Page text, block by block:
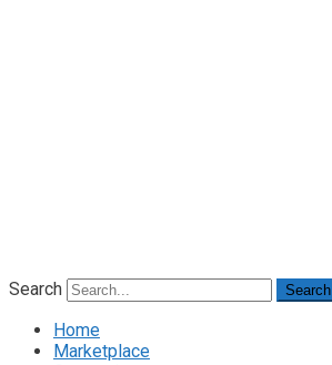
Search Search
Home
Marketplace